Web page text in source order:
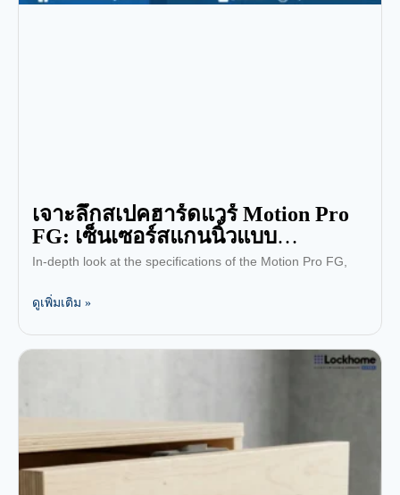
เจาะลึกสเปคฮาร์ดแวร์ Motion Pro
FG: เซ็นเซอร์สแกนนิ้วแบบ
Semiconductor ปลอดภัยกว่า
In-depth look at the specifications of the Motion Pro FG,
ดูเพิ่มเติม »